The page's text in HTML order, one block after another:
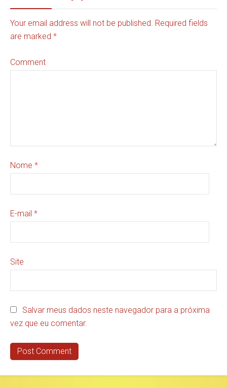
Your email address will not be published. Required fields
are marked *
Comment
Nome *
E-mail *
Site
Salvar meus dados neste navegador para a próxima
vez que eu comentar.